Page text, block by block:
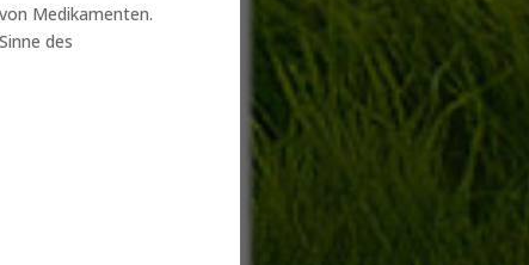
Medikamenten.
des